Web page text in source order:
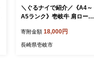
＼ぐるナイで紹介／《A4～
A5ランク》壱岐牛 肩ロース
【壱岐市農業協同組合】[JB
O030] 肉 牛肉 肩ロース 焼
寄附金額 18,000円
長崎県壱岐市